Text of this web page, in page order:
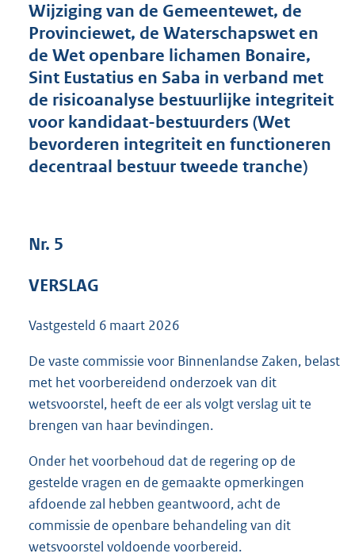
s
g
r
o
t
t
:
9
Wijziging van de Gemeentewet, de
Provinciewet, de Waterschapswet en
de Wet openbare lichamen Bonaire,
Sint Eustatius en Saba in verband met
de risicoanalyse bestuurlijke integriteit
voor kandidaat-bestuurders (Wet
bevorderen integriteit en functioneren
decentraal bestuur tweede tranche)
Nr. 5
VERSLAG
Vastgesteld 6 maart 2026
De vaste commissie voor Binnenlandse Zaken, belast
met het voorbereidend onderzoek van dit
wetsvoorstel, heeft de eer als volgt verslag uit te
brengen van haar bevindingen.
Onder het voorbehoud dat de regering op de
gestelde vragen en de gemaakte opmerkingen
afdoende zal hebben geantwoord, acht de
commissie de openbare behandeling van dit
wetsvoorstel voldoende voorbereid.